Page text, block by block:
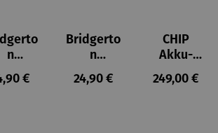
n
Set
Preis:
€
Bridgerto
n
Zuckerdo
se aus
Regulärer Preis:
24,90 €
CHIP
Akku-
Staubsau
ger
Regulärer
249,00 €